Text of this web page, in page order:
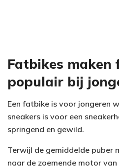
Fatbikes maken
populair bij
Een fatbike is voor jongeren
sneakers is voor een
springend en gewild.
Terwijl de gemiddelde puber
naar de zoemende motor